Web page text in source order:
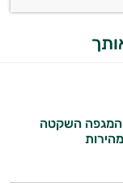
המגפה השקטה